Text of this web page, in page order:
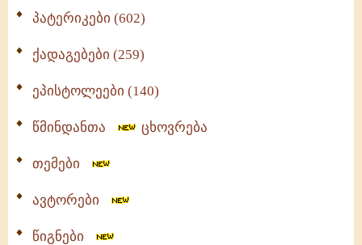
პატერიკები (602)
ქადაგებები (259)
ეპისტოლეები (140)
წმინდანთა ცხოვრება
თემები
ავტორები
წიგნები